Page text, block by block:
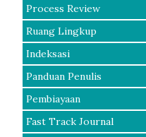
Process Review
Ruang Lingkup
Indeksasi
Panduan Penulis
Pembiayaan
Fast Track Journal